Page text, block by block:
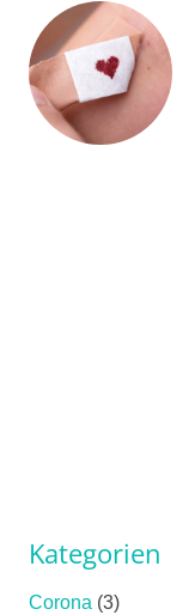
Kategorien
Corona (3)